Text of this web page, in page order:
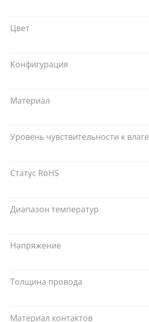
Цвет
Конфигурация
Материал
Уровень чувствительности к влаге
Статус RoHS
Диапазон температур
Напряжение
Толщина провода
Материал контактов